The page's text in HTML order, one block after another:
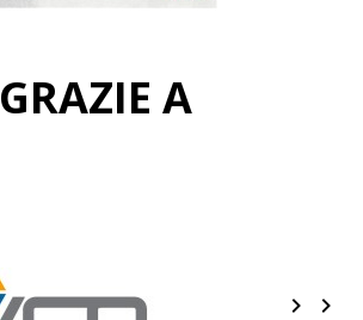
GRAZIE A